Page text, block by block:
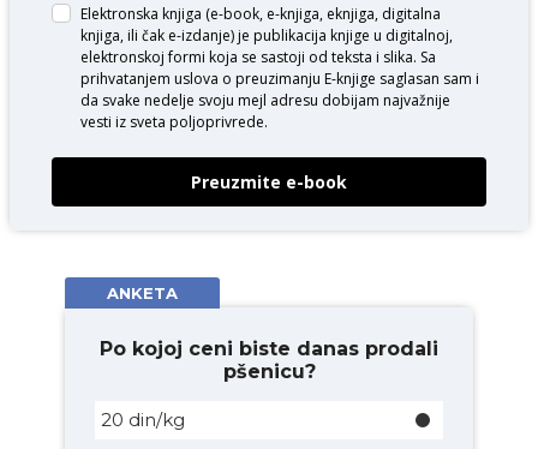
Elektronska knjiga (e-book, e-knjiga, eknjiga, digitalna
knjiga, ili čak e-izdanje) je publikacija knjige u digitalnoj,
elektronskoj formi koja se sastoji od teksta i slika. Sa
prihvatanjem uslova o preuzimanju E-knjige saglasan sam i
da svake nedelje svoju mejl adresu dobijam najvažnije
vesti iz sveta poljoprivrede.
Preuzmite e-book
ANKETA
Po kojoj ceni biste danas prodali
pšenicu?
20 din/kg